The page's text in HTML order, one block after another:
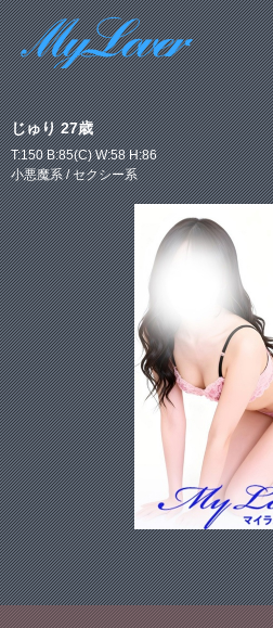
じゅり 27歳
T:150 B:85(C) W:58 H:86
小悪魔系 / セクシー系